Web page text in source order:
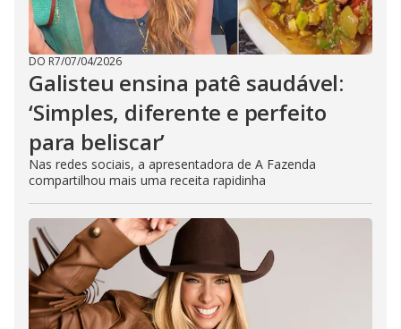
DO R7/07/04/2026
Galisteu ensina patê saudável:
‘Simples, diferente e perfeito
para beliscar’
Nas redes sociais, a apresentadora de A Fazenda
compartilhou mais uma receita rapidinha